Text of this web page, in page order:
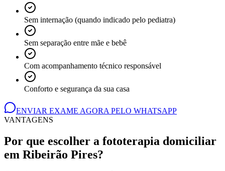
Sem internação (quando indicado pelo pediatra)
Sem separação entre mãe e bebê
Com acompanhamento técnico responsável
Conforto e segurança da sua casa
ENVIAR EXAME AGORA PELO WHATSAPP
VANTAGENS
Por que escolher a fototerapia domiciliar
em Ribeirão Pires?